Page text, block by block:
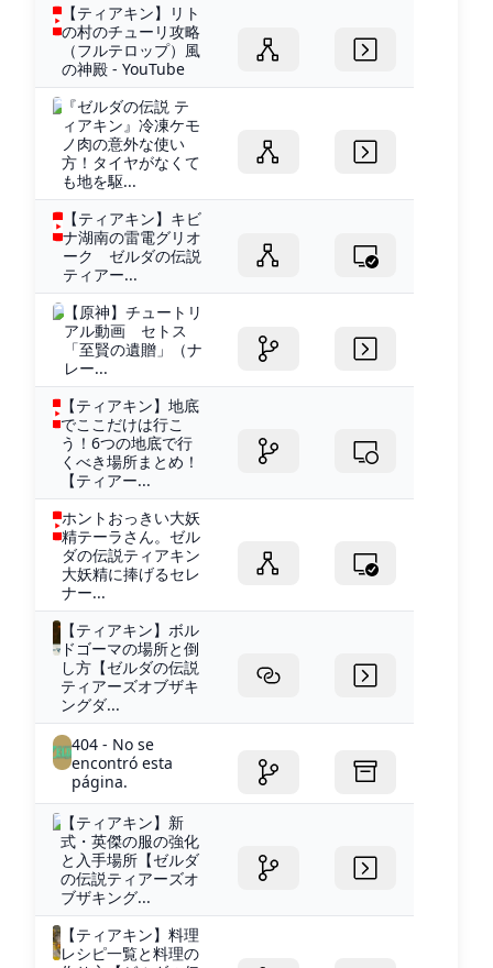
【ティアキン】リト
の村のチューリ攻略
（フルテロップ）風
の神殿 - YouTube
『ゼルダの伝説 テ
ィアキン』冷凍ケモ
ノ肉の意外な使い
方！タイヤがなくて
も地を駆...
【ティアキン】キビ
ナ湖南の雷電グリオ
ーク ゼルダの伝説
ティアー...
【原神】チュートリ
アル動画 セトス
「至賢の遺贈」（ナ
レー...
【ティアキン】地底
でここだけは行こ
う！6つの地底で行
くべき場所まとめ！
【ティアー...
ホントおっきい大妖
精テーラさん。ゼル
ダの伝説ティアキン
大妖精に捧げるセレ
ナー...
【ティアキン】ボル
ドゴーマの場所と倒
し方【ゼルダの伝説
ティアーズオブザキ
ングダ...
404 - No se
encontró esta
página.
【ティアキン】新
式・英傑の服の強化
と入手場所【ゼルダ
の伝説ティアーズオ
ブザキング...
【ティアキン】料理
レシピ一覧と料理の